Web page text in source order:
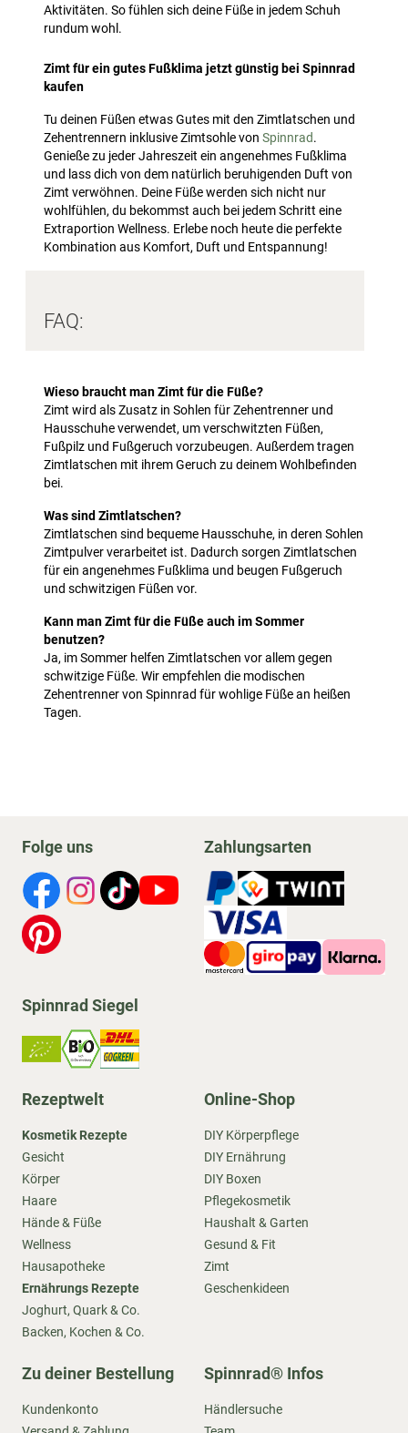
Aktivitäten. So fühlen sich deine Füße in jedem Schuh
rundum wohl.
Zimt für ein gutes Fußklima jetzt günstig bei Spinnrad
kaufen
Tu deinen Füßen etwas Gutes mit den Zimtlatschen und
Zehentrennern inklusive Zimtsohle von Spinnrad.
Genieße zu jeder Jahreszeit ein angenehmes Fußklima
und lass dich von dem natürlich beruhigenden Duft von
Zimt verwöhnen. Deine Füße werden sich nicht nur
wohlfühlen, du bekommst auch bei jedem Schritt eine
Extraportion Wellness. Erlebe noch heute die perfekte
Kombination aus Komfort, Duft und Entspannung!
FAQ:
Wieso braucht man Zimt für die Füße?
Zimt wird als Zusatz in Sohlen für Zehentrenner und
Hausschuhe verwendet, um verschwitzten Füßen,
Fußpilz und Fußgeruch vorzubeugen. Außerdem tragen
Zimtlatschen mit ihrem Geruch zu deinem Wohlbefinden
bei.
Was sind Zimtlatschen?
Zimtlatschen sind bequeme Hausschuhe, in deren Sohlen
Zimtpulver verarbeitet ist. Dadurch sorgen Zimtlatschen
für ein angenehmes Fußklima und beugen Fußgeruch
und schwitzigen Füßen vor.
Kann man Zimt für die Füße auch im Sommer
benutzen?
Ja, im Sommer helfen Zimtlatschen vor allem gegen
schwitzige Füße. Wir empfehlen die modischen
Zehentrenner von Spinnrad für wohlige Füße an heißen
Tagen.
Folge uns Zahlungsarten
Spinnrad Siegel
Rezeptwelt
Kosmetik Rezepte
Gesicht
Körper
Haare
Hände & Füße
Wellness
Hausapotheke
Ernährungs Rezepte
Joghurt, Quark & Co.
Backen, Kochen & Co.
Online-Shop
DIY Körperpflege
DIY Ernährung
DIY Boxen
Pflegekosmetik
Haushalt & Garten
Gesund & Fit
Zimt
Geschenkideen
Zu deiner Bestellung
Kundenkonto
Spinnrad® Infos
Händlersuche